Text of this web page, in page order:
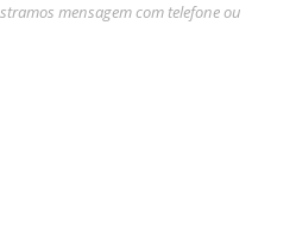
mensagem com telefone ou